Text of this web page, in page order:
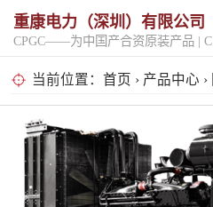
重康电力（深圳）有限公司
当前位置： 首页 › 产品中心 ›
固定开架式
超静音型
移动电站